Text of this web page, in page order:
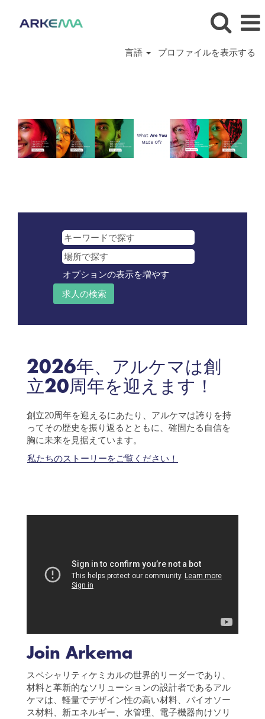
言語 プロファイルを表示する
オプションの表示を増やす
2026年、アルケマは創
立20周年を迎えます！
創立20周年を迎えるにあたり、アルケマは誇りを持
ってその歴史を振り返るとともに、確固たる自信を
胸に未来を見据えています。
私たちのストーリーをご覧ください！
Join Arkema
スペシャリティケミカルの世界的リーダーであり、
材料と革新的なソリューションの設計者であるアル
ケマは、軽量でデザイン性の高い材料、バイオソー
ス材料、新エネルギー、水管理、電子機器向けソリ